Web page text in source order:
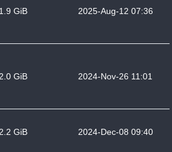
1.9 GiB 2025-Aug-12 07:36
2.0 GiB 2024-Nov-26 11:01
2.2 GiB 2024-Dec-08 09:40